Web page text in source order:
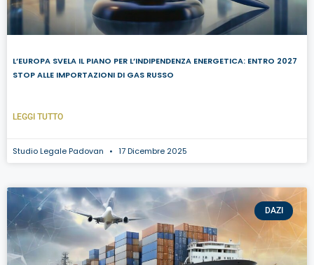
L’EUROPA SVELA IL PIANO PER L’INDIPENDENZA ENERGETICA: ENTRO 2027
STOP ALLE IMPORTAZIONI DI GAS RUSSO
LEGGI TUTTO
Studio Legale Padovan 17 Dicembre 2025
DAZI